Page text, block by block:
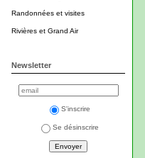
Randonnées et visites
Rivières et Grand Air
Newsletter
S'inscrire
Se désinscrire